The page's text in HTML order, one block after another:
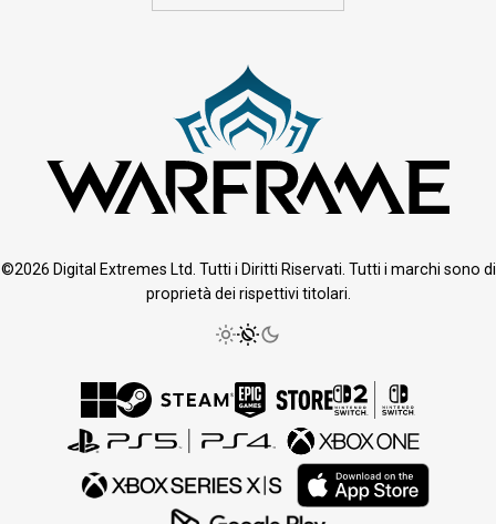
©2026 Digital Extremes Ltd. Tutti i Diritti Riservati. Tutti i marchi sono di
proprietà dei rispettivi titolari.